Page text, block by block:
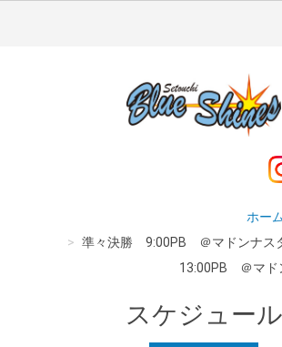
ホー
準々決勝 9:00PB ＠マドンナス
13:00PB ＠マド
スケジュール